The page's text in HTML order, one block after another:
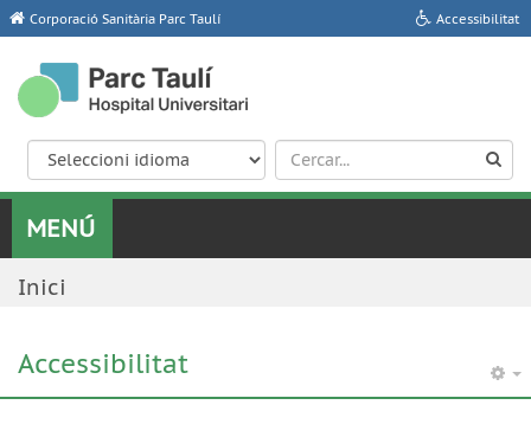
Corporació Sanitària Parc Taulí Accessibilitat
Inici
Accessibilitat